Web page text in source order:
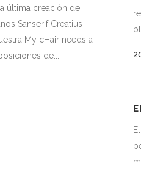
última creación de
Sanserif Creatius
My cHair needs a
de...